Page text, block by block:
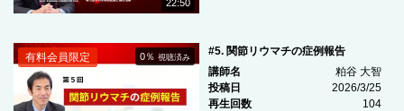
22:50
0％視聴済み
有料会員限定
#5. 関節リウマチの症例報告
講師名
粕谷 大智
投稿日
2026/3/25
再生回数
104